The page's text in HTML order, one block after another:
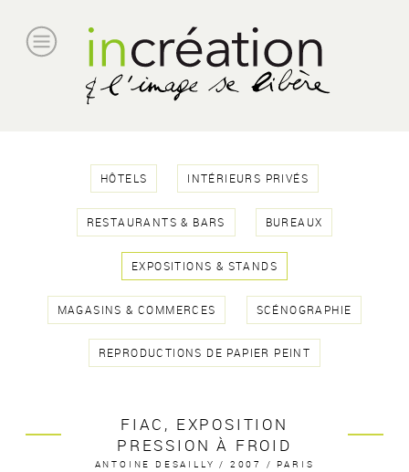
HÔTELS INTÉRIEURS PRIVÉS
RESTAURANTS & BARS BUREAUX
EXPOSITIONS & STANDS
MAGASINS & COMMERCES SCÉNOGRAPHIE
REPRODUCTIONS DE PAPIER PEINT
FIAC, EXPOSITION
PRESSION À FROID
ANTOINE DESAILLY / 2007 / PARIS